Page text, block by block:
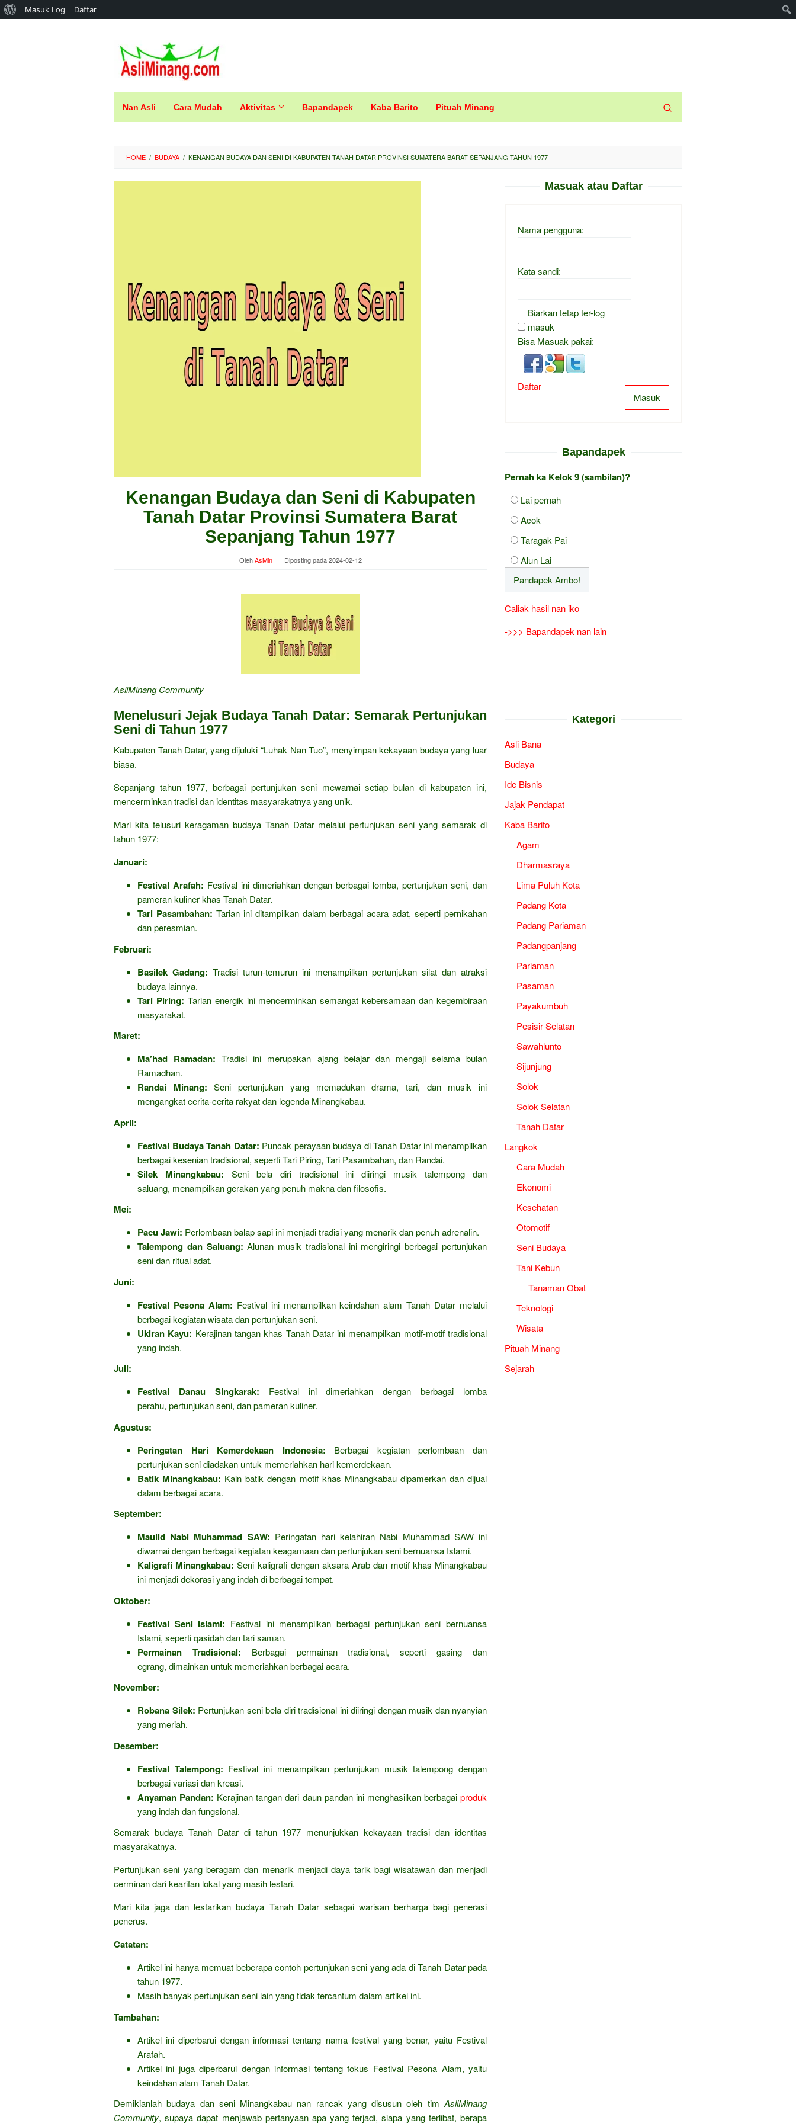
Tentang
Masuk Log Daftar
konten
Nan Asli Cara Mudah Aktivitas Bapandapek Kaba Barito Pituah Minang
HOME / BUDAYA / KENANGAN BUDAYA DAN SENI DI KABUPATEN TANAH DATAR PROVINSI SUMATERA BARAT SEPANJANG TAHUN 1977
Kenangan Budaya dan Seni di Kabupaten
Tanah Datar Provinsi Sumatera Barat
Sepanjang Tahun 1977
OlehAsMin Diposting pada2024-02-12
AsliMinang Community
Menelusuri Jejak Budaya Tanah Datar: Semarak Pertunjukan
Seni di Tahun 1977
Kabupaten Tanah Datar, yang dijuluki “Luhak Nan Tuo”, menyimpan kekayaan budaya yang luar
biasa.
Sepanjang tahun 1977, berbagai pertunjukan seni mewarnai setiap bulan di kabupaten ini,
mencerminkan tradisi dan identitas masyarakatnya yang unik.
Mari kita telusuri keragaman budaya Tanah Datar melalui pertunjukan seni yang semarak di
tahun 1977:
Januari:
Festival Arafah: Festival ini dimeriahkan dengan berbagai lomba, pertunjukan seni, dan
pameran kuliner khas Tanah Datar.
Tari Pasambahan: Tarian ini ditampilkan dalam berbagai acara adat, seperti pernikahan
dan peresmian.
Februari:
Basilek Gadang: Tradisi turun-temurun ini menampilkan pertunjukan silat dan atraksi
budaya lainnya.
Tari Piring: Tarian energik ini mencerminkan semangat kebersamaan dan kegembiraan
masyarakat.
Maret:
Ma’had Ramadan: Tradisi ini merupakan ajang belajar dan mengaji selama bulan
Ramadhan.
Randai Minang: Seni pertunjukan yang memadukan drama, tari, dan musik ini
mengangkat cerita-cerita rakyat dan legenda Minangkabau.
April:
Festival Budaya Tanah Datar: Puncak perayaan budaya di Tanah Datar ini menampilkan
berbagai kesenian tradisional, seperti Tari Piring, Tari Pasambahan, dan Randai.
Silek Minangkabau: Seni bela diri tradisional ini diiringi musik talempong dan
saluang, menampilkan gerakan yang penuh makna dan filosofis.
Mei:
Pacu Jawi: Perlombaan balap sapi ini menjadi tradisi yang menarik dan penuh adrenalin.
Talempong dan Saluang: Alunan musik tradisional ini mengiringi berbagai pertunjukan
seni dan ritual adat.
Juni:
Festival Pesona Alam: Festival ini menampilkan keindahan alam Tanah Datar melalui
berbagai kegiatan wisata dan pertunjukan seni.
Ukiran Kayu: Kerajinan tangan khas Tanah Datar ini menampilkan motif-motif tradisional
yang indah.
Juli:
Festival Danau Singkarak: Festival ini dimeriahkan dengan berbagai lomba
perahu, pertunjukan seni, dan pameran kuliner.
Agustus:
Peringatan Hari Kemerdekaan Indonesia: Berbagai kegiatan perlombaan dan
pertunjukan seni diadakan untuk memeriahkan hari kemerdekaan.
Batik Minangkabau: Kain batik dengan motif khas Minangkabau dipamerkan dan dijual
dalam berbagai acara.
September:
Maulid Nabi Muhammad SAW: Peringatan hari kelahiran Nabi Muhammad SAW ini
diwarnai dengan berbagai kegiatan keagamaan dan pertunjukan seni bernuansa Islami.
Kaligrafi Minangkabau: Seni kaligrafi dengan aksara Arab dan motif khas Minangkabau
ini menjadi dekorasi yang indah di berbagai tempat.
Oktober:
Festival Seni Islami: Festival ini menampilkan berbagai pertunjukan seni bernuansa
Islami, seperti qasidah dan tari saman.
Permainan Tradisional: Berbagai permainan tradisional, seperti gasing dan
egrang, dimainkan untuk memeriahkan berbagai acara.
November:
Robana Silek: Pertunjukan seni bela diri tradisional ini diiringi dengan musik dan nyanyian
yang meriah.
Desember:
Festival Talempong: Festival ini menampilkan pertunjukan musik talempong dengan
berbagai variasi dan kreasi.
Anyaman Pandan: Kerajinan tangan dari daun pandan ini menghasilkan berbagaiproduk
yang indah dan fungsional.
Semarak budaya Tanah Datar di tahun 1977 menunjukkan kekayaan tradisi dan identitas
masyarakatnya.
Pertunjukan seni yang beragam dan menarik menjadi daya tarik bagi wisatawan dan menjadi
cerminan dari kearifan lokal yang masih lestari.
Mari kita jaga dan lestarikan budaya Tanah Datar sebagai warisan berharga bagi generasi
penerus.
Catatan:
Artikel ini hanya memuat beberapa contoh pertunjukan seni yang ada di Tanah Datar pada
tahun 1977.
Masih banyak pertunjukan seni lain yang tidak tercantum dalam artikel ini.
Tambahan:
Artikel ini diperbarui dengan informasi tentang nama festival yang benar, yaitu Festival
Arafah.
Artikel ini juga diperbarui dengan informasi tentang fokus Festival Pesona Alam, yaitu
keindahan alam Tanah Datar.
Demikianlah budaya dan seni Minangkabau nan rancak yang disusun oleh tim AsliMinang
Community, supaya dapat menjawab pertanyaan apa yang terjadi, siapa yang terlibat, berapa
Masuak atau Daftar
Nama pengguna:
Kata sandi:
Biarkan tetap ter-log
masuk
Bisa Masuak pakai:
Masuk
Daftar
Bapandapek
Pernah ka Kelok 9 (sambilan)?
Lai pernah
Acok
Taragak Pai
Alun Lai
Caliak hasil nan iko
->>> Bapandapek nan lain
Kategori
Asli Bana
Budaya
Ide Bisnis
Jajak Pendapat
Kaba Barito
Agam
Dharmasraya
Lima Puluh Kota
Padang Kota
Padang Pariaman
Padangpanjang
Pariaman
Pasaman
Payakumbuh
Pesisir Selatan
Sawahlunto
Sijunjung
Solok
Solok Selatan
Tanah Datar
Langkok
Cara Mudah
Ekonomi
Kesehatan
Otomotif
Seni Budaya
Tani Kebun
Tanaman Obat
Teknologi
Wisata
Pituah Minang
Sejarah